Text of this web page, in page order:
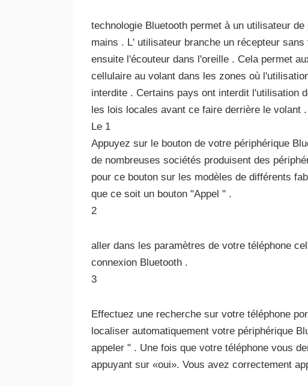
technologie Bluetooth permet à un utilisateur
mains . L' utilisateur branche un récepteur
ensuite l'écouteur dans l'oreille . Cela permet
cellulaire au volant dans les zones où
interdite . Certains pays ont interdit l'utilisation
les lois locales avant ce faire derrière le volant
Le 1
Appuyez sur le bouton de votre périphérique
de nombreuses sociétés produisent des
pour ce bouton sur les modèles de différents
que ce soit un bouton "Appel " .
2
aller dans les paramètres de votre téléphone
connexion Bluetooth .
3
Effectuez une recherche sur votre téléphone
localiser automatiquement votre périphérique
appeler " . Une fois que votre téléphone vous
appuyant sur «oui». Vous avez correctement